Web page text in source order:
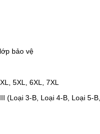
bảo vệ
5XL, 6XL, 7XL
(Loại 3-B, Loại 4-B, Loại 5-